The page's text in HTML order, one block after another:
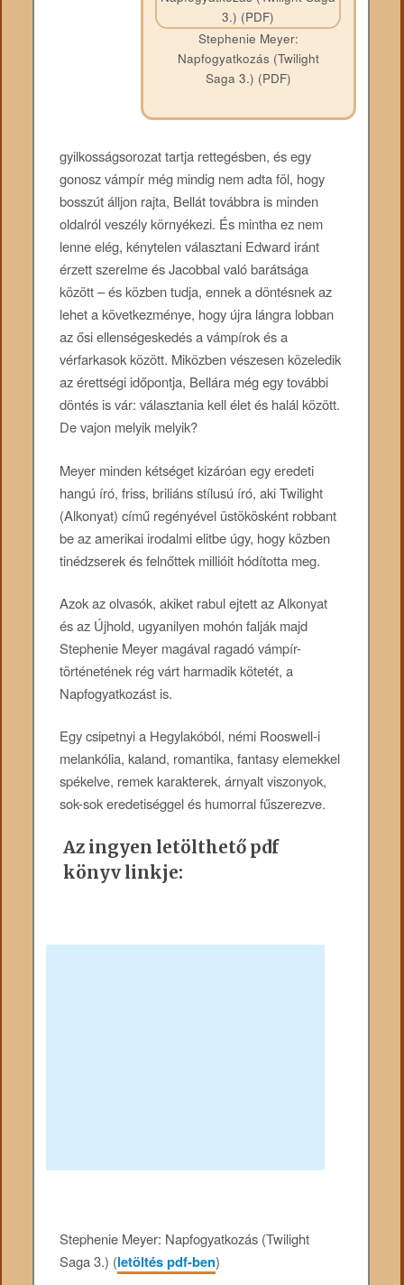
Stephenie Meyer:
Napfogyatkozás (Twilight
Saga 3.) (PDF)
gyilkosságsorozat tartja rettegésben, és egy
gonosz vámpír még mindig nem adta föl, hogy
bosszút álljon rajta, Bellát továbbra is minden
oldalról veszély környékezi. És mintha ez nem
lenne elég, kénytelen választani Edward iránt
érzett szerelme és Jacobbal való barátsága
között – és közben tudja, ennek a döntésnek az
lehet a következménye, hogy újra lángra lobban
az ősi ellenségeskedés a vámpírok és a
vérfarkasok között. Miközben vészesen közeledik
az érettségi időpontja, Bellára még egy további
döntés is vár: választania kell élet és halál között.
De vajon melyik melyik?
Meyer minden kétséget kizáróan egy eredeti
hangú író, friss, briliáns stílusú író, aki Twilight
(Alkonyat) című regényével üstökösként robbant
be az amerikai irodalmi elitbe úgy, hogy közben
tinédzserek és felnőttek millióit hódította meg.
Azok az olvasók, akiket rabul ejtett az Alkonyat
és az Újhold, ugyanilyen mohón falják majd
Stephenie Meyer magával ragadó vámpír-
történetének rég várt harmadik kötetét, a
Napfogyatkozást is.
Egy csipetnyi a Hegylakóból, némi Rooswell-i
melankólia, kaland, romantika, fantasy elemekkel
spékelve, remek karakterek, árnyalt viszonyok,
sok-sok eredetiséggel és humorral fűszerezve.
Az ingyen letölthető pdf
könyv linkje:
Stephenie Meyer: Napfogyatkozás (Twilight
Saga 3.) (letöltés pdf-ben)